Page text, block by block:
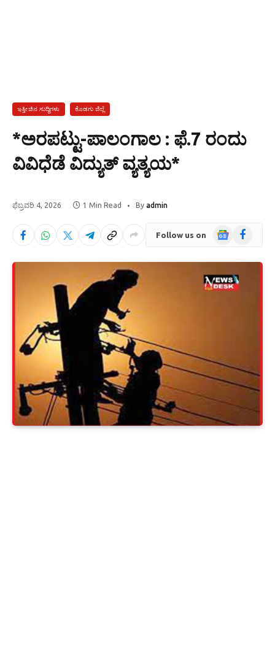
ಇತ್ತೀಚಿನ ಸುದ್ದಿಗಳು ಕೊಡಗು ಜಿಲ್ಲೆ
*ಅರಪಟ್ಟು-ಪಾಲಂಗಾಲ : ಫೆ.7 ರಂದು
ವಿವಿಧೆಡೆ ವಿದ್ಯುತ್ ವ್ಯತ್ಯಯ*
ಫೆಬ್ರವರಿ 4, 2026 1 Min Read By admin
Follow us on
GoogleFacebook